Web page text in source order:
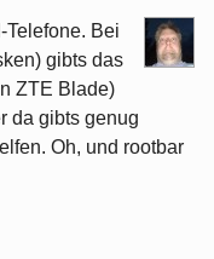
Telefone. Bei
gibts das
ZTE Blade)
da gibts genug
Oh, und rootbar